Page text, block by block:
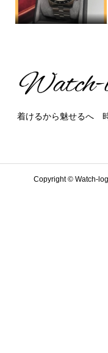
着けるから魅せるへ
Copyright ©Watch-log